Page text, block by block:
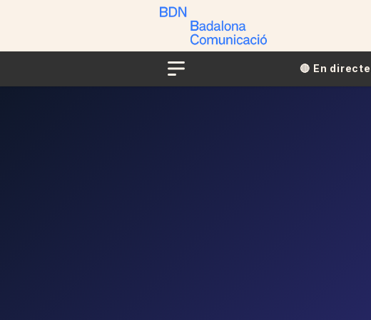
Menu
🔴​​ En directe